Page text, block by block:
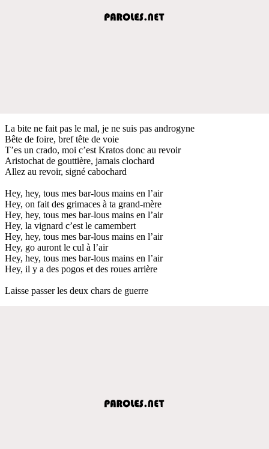
La bite ne fait pas le mal, je ne suis pas androgyne
Bête de foire, bref tête de voie
T’es un crado, moi c’est Kratos donc au revoir
Aristochat de gouttière, jamais clochard
Allez au revoir, signé cabochard
Hey, hey, tous mes bar-lous mains en l’air
Hey, on fait des grimaces à ta grand-mère
Hey, hey, tous mes bar-lous mains en l’air
Hey, la vignard c’est le camembert
Hey, hey, tous mes bar-lous mains en l’air
Hey, go auront le cul à l’air
Hey, hey, tous mes bar-lous mains en l’air
Hey, il y a des pogos et des roues arrière
Laisse passer les deux chars de guerre